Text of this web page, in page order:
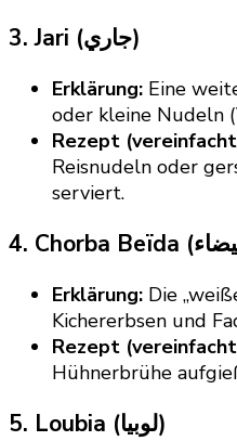
3. Jari (جاري)
Erklärung: Eine
oder kleine Nudeln
Rezept
Reisnudeln oder
serviert.
Erklärung: Die
Kichererbsen und
Rezept
Hühnerbrühe
5. Loubia (لوبيا)